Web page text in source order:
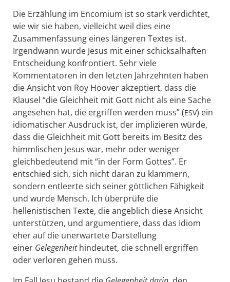
Die Erzählung im Encomium ist so stark verdichtet,
wie wir sie haben, vielleicht weil dies eine
Zusammenfassung eines längeren Textes ist.
Irgendwann wurde Jesus mit einer schicksalhaften
Entscheidung konfrontiert. Sehr viele
Kommentatoren in den letzten Jahrzehnten haben
die Ansicht von Roy Hoover akzeptiert, dass die
Klausel “die Gleichheit mit Gott nicht als eine Sache
angesehen hat, die ergriffen werden muss” (ESV) ein
idiomatischer Ausdruck ist, der implizieren würde,
dass die Gleichheit mit Gott bereits im Besitz des
himmlischen Jesus war, mehr oder weniger
gleichbedeutend mit “in der Form Gottes”. Er
entschied sich, sich nicht daran zu klammern,
sondern entleerte sich seiner göttlichen Fähigkeit
und wurde Mensch. Ich überprüfe die
hellenistischen Texte, die angeblich diese Ansicht
unterstützen, und argumentiere, dass das Idiom
eher auf die unerwartete Darstellung
einer Gelegenheithindeutet, die schnell ergriffen
oder verloren gehen muss.